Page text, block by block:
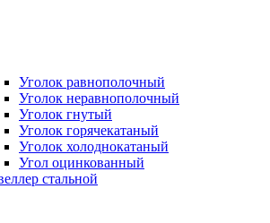
Уголок равнополочный
Уголок неравнополочный
Уголок гнутый
Уголок горячекатаный
Уголок холоднокатаный
Угол оцинкованный
стальной